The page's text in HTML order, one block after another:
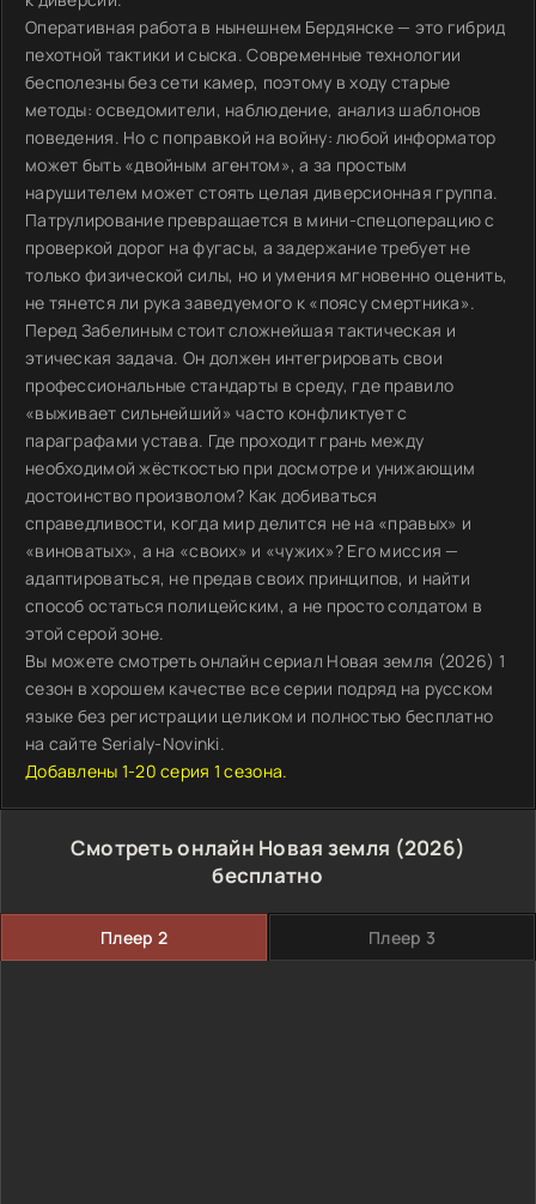
Оперативная работа в нынешнем Бердянске — это гибрид
пехотной тактики и сыска. Современные технологии
бесполезны без сети камер, поэтому в ходу старые
методы: осведомители, наблюдение, анализ шаблонов
поведения. Но с поправкой на войну: любой информатор
может быть «двойным агентом», а за простым
нарушителем может стоять целая диверсионная группа.
Патрулирование превращается в мини-спецоперацию с
проверкой дорог на фугасы, а задержание требует не
только физической силы, но и умения мгновенно оценить,
не тянется ли рука заведуемого к «поясу смертника».
Перед Забелиным стоит сложнейшая тактическая и
этическая задача. Он должен интегрировать свои
профессиональные стандарты в среду, где правило
«выживает сильнейший» часто конфликтует с
параграфами устава. Где проходит грань между
необходимой жёсткостью при досмотре и унижающим
достоинство произволом? Как добиваться
справедливости, когда мир делится не на «правых» и
«виноватых», а на «своих» и «чужих»? Его миссия —
адаптироваться, не предав своих принципов, и найти
способ остаться полицейским, а не просто солдатом в
этой серой зоне.
Вы можете смотреть онлайн сериал Новая земля (2026) 1
сезон в хорошем качестве все серии подряд на русском
языке без регистрации целиком и полностью бесплатно
на сайте Serialy-Novinki.
Добавлены 1-20 серия 1 сезона.
Смотреть онлайн Новая земля (2026)
бесплатно
Плеер 2 Плеер 3